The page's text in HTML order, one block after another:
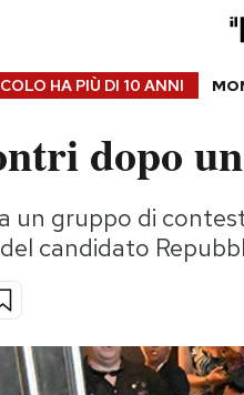
HA PIÙ DI 10 ANNI
dopo
un gruppo di
candidato